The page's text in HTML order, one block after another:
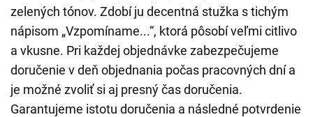
zelených tónov. Zdobí ju decentná stužka s tichým
nápisom „Vzpomíname...“, ktorá pôsobí veľmi citlivo
a vkusne. Pri každej objednávke zabezpečujeme
doručenie v deň objednania počas pracovných dní a
je možné zvoliť si aj presný čas doručenia.
Garantujeme istotu doručenia a následné potvrdenie